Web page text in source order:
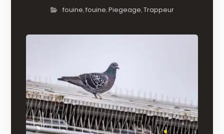
fouine,fouine,Piegeage,Trappeur